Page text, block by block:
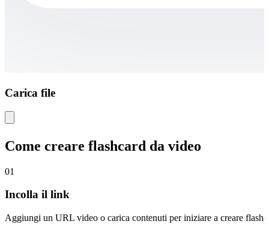
Carica file
Come creare flashcard da video
01
Incolla il link
Aggiungi un URL video o carica contenuti per iniziare a creare